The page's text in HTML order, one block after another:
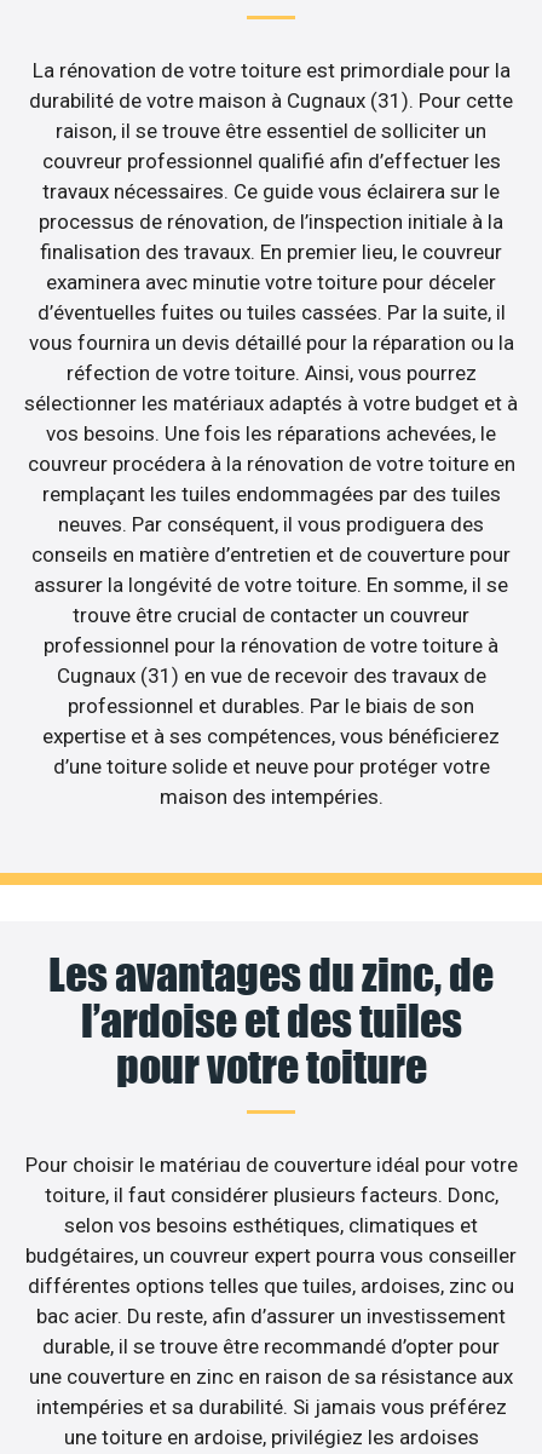
La rénovation de votre toiture est primordiale pour la
durabilité de votre maison à Cugnaux (31). Pour cette
raison, il se trouve être essentiel de solliciter un
couvreur professionnel qualifié afin d’effectuer les
travaux nécessaires. Ce guide vous éclairera sur le
processus de rénovation, de l’inspection initiale à la
finalisation des travaux. En premier lieu, le couvreur
examinera avec minutie votre toiture pour déceler
d’éventuelles fuites ou tuiles cassées. Par la suite, il
vous fournira un devis détaillé pour la réparation ou la
réfection de votre toiture. Ainsi, vous pourrez
sélectionner les matériaux adaptés à votre budget et à
vos besoins. Une fois les réparations achevées, le
couvreur procédera à la rénovation de votre toiture en
remplaçant les tuiles endommagées par des tuiles
neuves. Par conséquent, il vous prodiguera des
conseils en matière d’entretien et de couverture pour
assurer la longévité de votre toiture. En somme, il se
trouve être crucial de contacter un couvreur
professionnel pour la rénovation de votre toiture à
Cugnaux (31) en vue de recevoir des travaux de
professionnel et durables. Par le biais de son
expertise et à ses compétences, vous bénéficierez
d’une toiture solide et neuve pour protéger votre
maison des intempéries.
Les avantages du zinc, de
l’ardoise et des tuiles
pour votre toiture
Pour choisir le matériau de couverture idéal pour votre
toiture, il faut considérer plusieurs facteurs. Donc,
selon vos besoins esthétiques, climatiques et
budgétaires, un couvreur expert pourra vous conseiller
différentes options telles que tuiles, ardoises, zinc ou
bac acier. Du reste, afin d’assurer un investissement
durable, il se trouve être recommandé d’opter pour
une couverture en zinc en raison de sa résistance aux
intempéries et sa durabilité. Si jamais vous préférez
une toiture en ardoise, privilégiez les ardoises